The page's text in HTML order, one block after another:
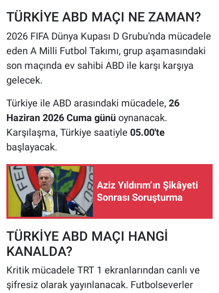
TÜRKİYE ABD MAÇI NE ZAMAN?
2026 FIFA Dünya Kupası D Grubu'nda mücadele
eden A Milli Futbol Takımı, grup aşamasındaki
son maçında ev sahibi ABD ile karşı karşıya
gelecek.
Türkiye ile ABD arasındaki mücadele, 26
Haziran 2026 Cuma günüoynanacak.
Karşılaşma, Türkiye saatiyle 05.00'te
başlayacak.
Aziz Yıldırım’ın Şikâyeti
Sonrası Soruşturma
TÜRKİYE ABD MAÇI HANGİ
KANALDA?
Kritik mücadele TRT 1 ekranlarından canlı ve
şifresiz olarak yayınlanacak. Futbolseverler
ÇEVRE
HABERDE İNSAN
POLİTİKA
MAGAZİN
Bilim, Teknoloji